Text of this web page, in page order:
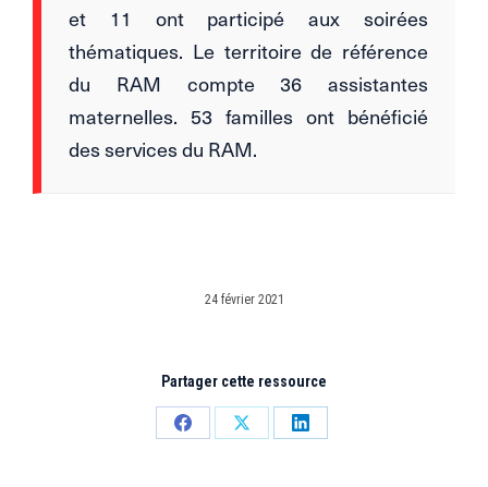
et 11 ont participé aux soirées
thématiques. Le territoire de référence
du RAM compte 36 assistantes
maternelles. 53 familles ont bénéficié
des services du RAM.
24 février 2021
Partager cette ressource
PartagerPartagerPartager